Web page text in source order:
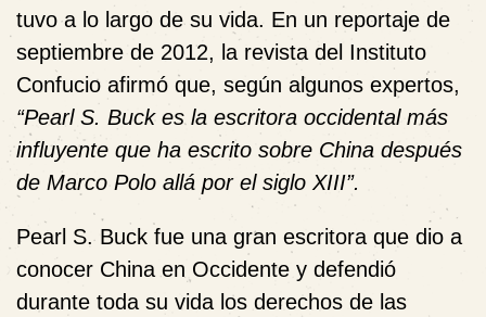
tuvo a lo largo de su vida. En un reportaje de
septiembre de 2012, la revista del Instituto
Confucio afirmó que, según algunos expertos,
“Pearl S. Buck es la escritora occidental más
influyente que ha escrito sobre China después
de Marco Polo allá por el siglo XIII”.
Pearl S. Buck fue una gran escritora que dio a
conocer China en Occidente y defendió
durante toda su vida los derechos de las